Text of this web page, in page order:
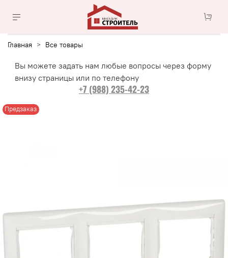
Главная Все товары
Вы можете задать нам любые вопросы через форму
внизу страницы или по телефону
+7 (988) 235-42-23
Предзаказ